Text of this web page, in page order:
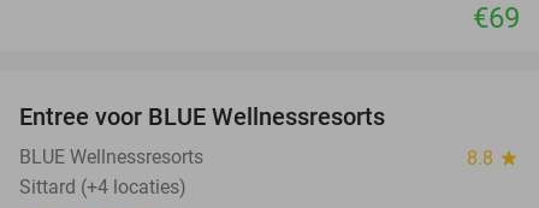
€69
Entree voor BLUE Wellnessresorts
BLUE Wellnessresorts 8.8 star
Sittard (+4 locaties)